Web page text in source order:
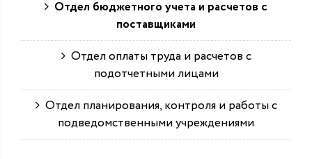
Отдел бюджетного учета и расчетов с
поставщиками
Отдел оплаты труда и расчетов с
подотчетными лицами
Отдел планирования, контроля и работы с
подведомственными учреждениями